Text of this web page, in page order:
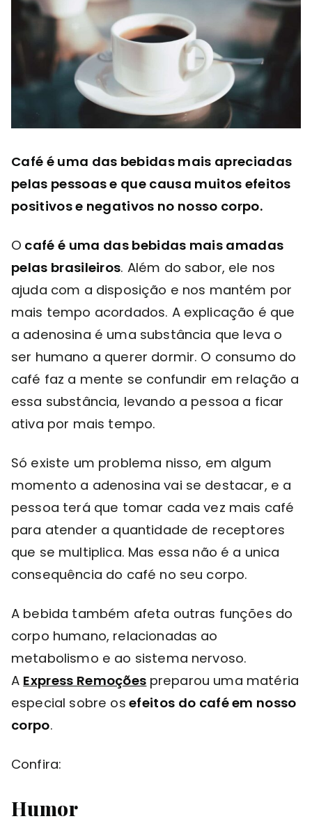
Café é uma das bebidas mais apreciadas
pelas pessoas e que causa muitos efeitos
positivos e negativos no nosso corpo.
O café é uma das bebidas mais amadas
pelas brasileiros. Além do sabor, ele nos
ajuda com a disposição e nos mantém por
mais tempo acordados. A explicação é que
a adenosina é uma substância que leva o
ser humano a querer dormir. O consumo do
café faz a mente se confundir em relação a
essa substância, levando a pessoa a ficar
ativa por mais tempo.
Só existe um problema nisso, em algum
momento a adenosina vai se destacar, e a
pessoa terá que tomar cada vez mais café
para atender a quantidade de receptores
que se multiplica. Mas essa não é a unica
consequência do café no seu corpo.
A bebida também afeta outras funções do
corpo humano, relacionadas ao
metabolismo e ao sistema nervoso.
A Express Remoções preparou uma matéria
especial sobre os efeitos do café em nosso
corpo.
Confira:
Humor